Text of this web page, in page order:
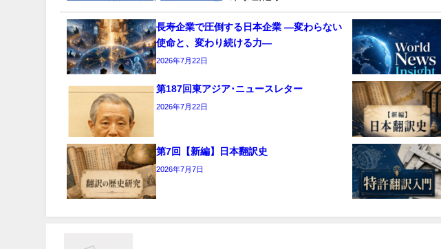
長寿企業で圧倒する日本企業 ―変わらない
使命と、変わり続ける力―
2026年7月22日
第187回東アジア･ニュースレター
2026年7月22日
第7回【新編】日本翻訳史
2026年7月7日